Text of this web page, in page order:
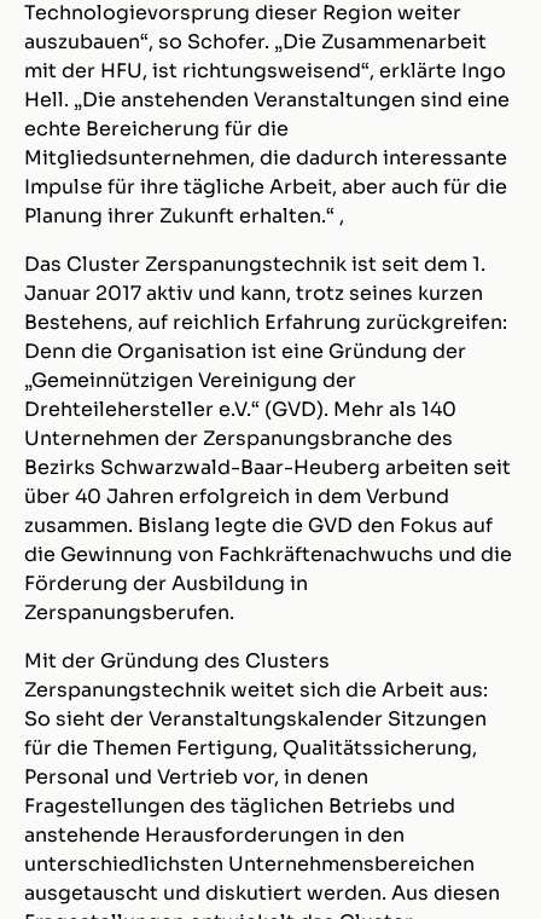
Technologievorsprung dieser Region weiter
auszubauen“, so Schofer. „Die Zusammenarbeit
mit der HFU, ist richtungsweisend“, erklärte Ingo
Hell. „Die anstehenden Veranstaltungen sind eine
echte Bereicherung für die
Mitgliedsunternehmen, die dadurch interessante
Impulse für ihre tägliche Arbeit, aber auch für die
Planung ihrer Zukunft erhalten.“ ,
Das Cluster Zerspanungstechnik ist seit dem 1.
Januar 2017 aktiv und kann, trotz seines kurzen
Bestehens, auf reichlich Erfahrung zurückgreifen:
Denn die Organisation ist eine Gründung der
„Gemeinnützigen Vereinigung der
Drehteilehersteller e.V.“ (GVD). Mehr als 140
Unternehmen der Zerspanungsbranche des
Bezirks Schwarzwald-Baar-Heuberg arbeiten seit
über 40 Jahren erfolgreich in dem Verbund
zusammen. Bislang legte die GVD den Fokus auf
die Gewinnung von Fachkräftenachwuchs und die
Förderung der Ausbildung in
Zerspanungsberufen.
Mit der Gründung des Clusters
Zerspanungstechnik weitet sich die Arbeit aus:
So sieht der Veranstaltungskalender Sitzungen
für die Themen Fertigung, Qualitätssicherung,
Personal und Vertrieb vor, in denen
Fragestellungen des täglichen Betriebs und
anstehende Herausforderungen in den
unterschiedlichsten Unternehmensbereichen
ausgetauscht und diskutiert werden. Aus diesen